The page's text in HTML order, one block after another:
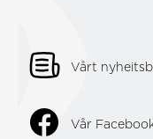
Vårt
Vår